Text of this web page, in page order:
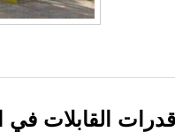
قدرات القابلات